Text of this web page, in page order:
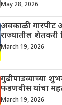
May 28, 2026
अवकाळी गारपीट
राज्यातील शेतकरी
March 19, 2026
गुढीपाडव्याच्या
फडणवीस यांचा
March 19, 2026